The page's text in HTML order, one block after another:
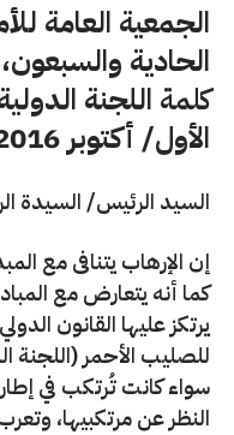
الجمعية العامة
الحادية
كلمة اللجنة
الأول/ أكتوبر 2016
السيد الرئيس/ السيدة
إن الإرهاب يتنافى مع
كما أنه يتعارض مع
يرتكز عليها القانون
للصليب الأحمر (اللجنة
سواء كانت تُرتكب في
النظر عن مرتكبيها،